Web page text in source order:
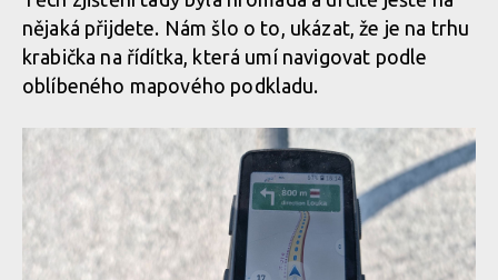
nějaká přijdete. Nám šlo o to, ukázat, že je na trhu
krabička na řídítka, která umí navigovat podle
oblíbeného mapového podkladu.